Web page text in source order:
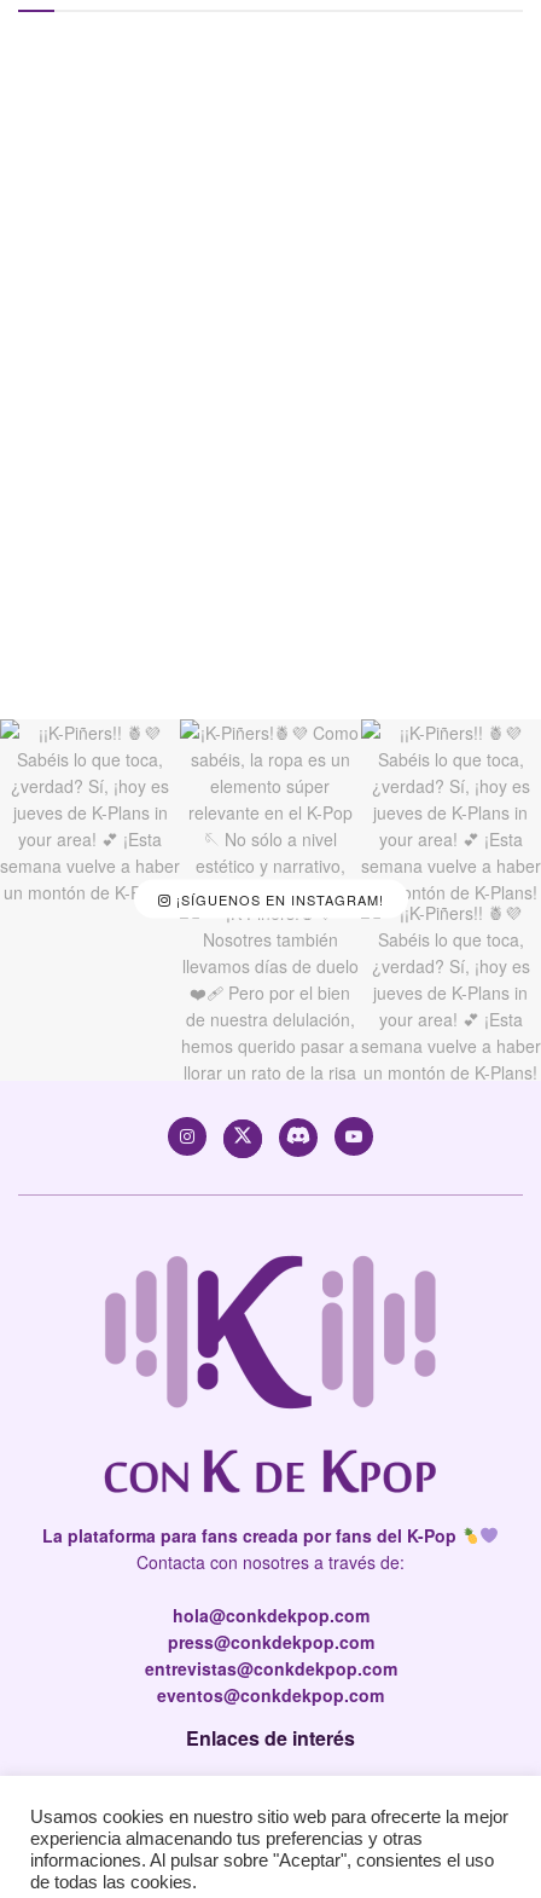
¡SÍGUENOS EN INSTAGRAM!
La plataforma para fans creada por fans del K-Pop
Contacta con nosotres a través de:
hola@conkdekpop.com
press@conkdekpop.com
entrevistas@conkdekpop.com
eventos@conkdekpop.com
Enlaces de interés
Política de privacidad
Política de Cookies
Usamos cookies en nuestro sitio web para ofrecerte la mejor
experiencia almacenando tus preferencias y otras
informaciones. Al pulsar sobre "Aceptar", consientes el uso
de todas las cookies.